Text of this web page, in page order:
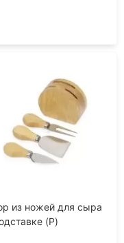
из ножей для сыра